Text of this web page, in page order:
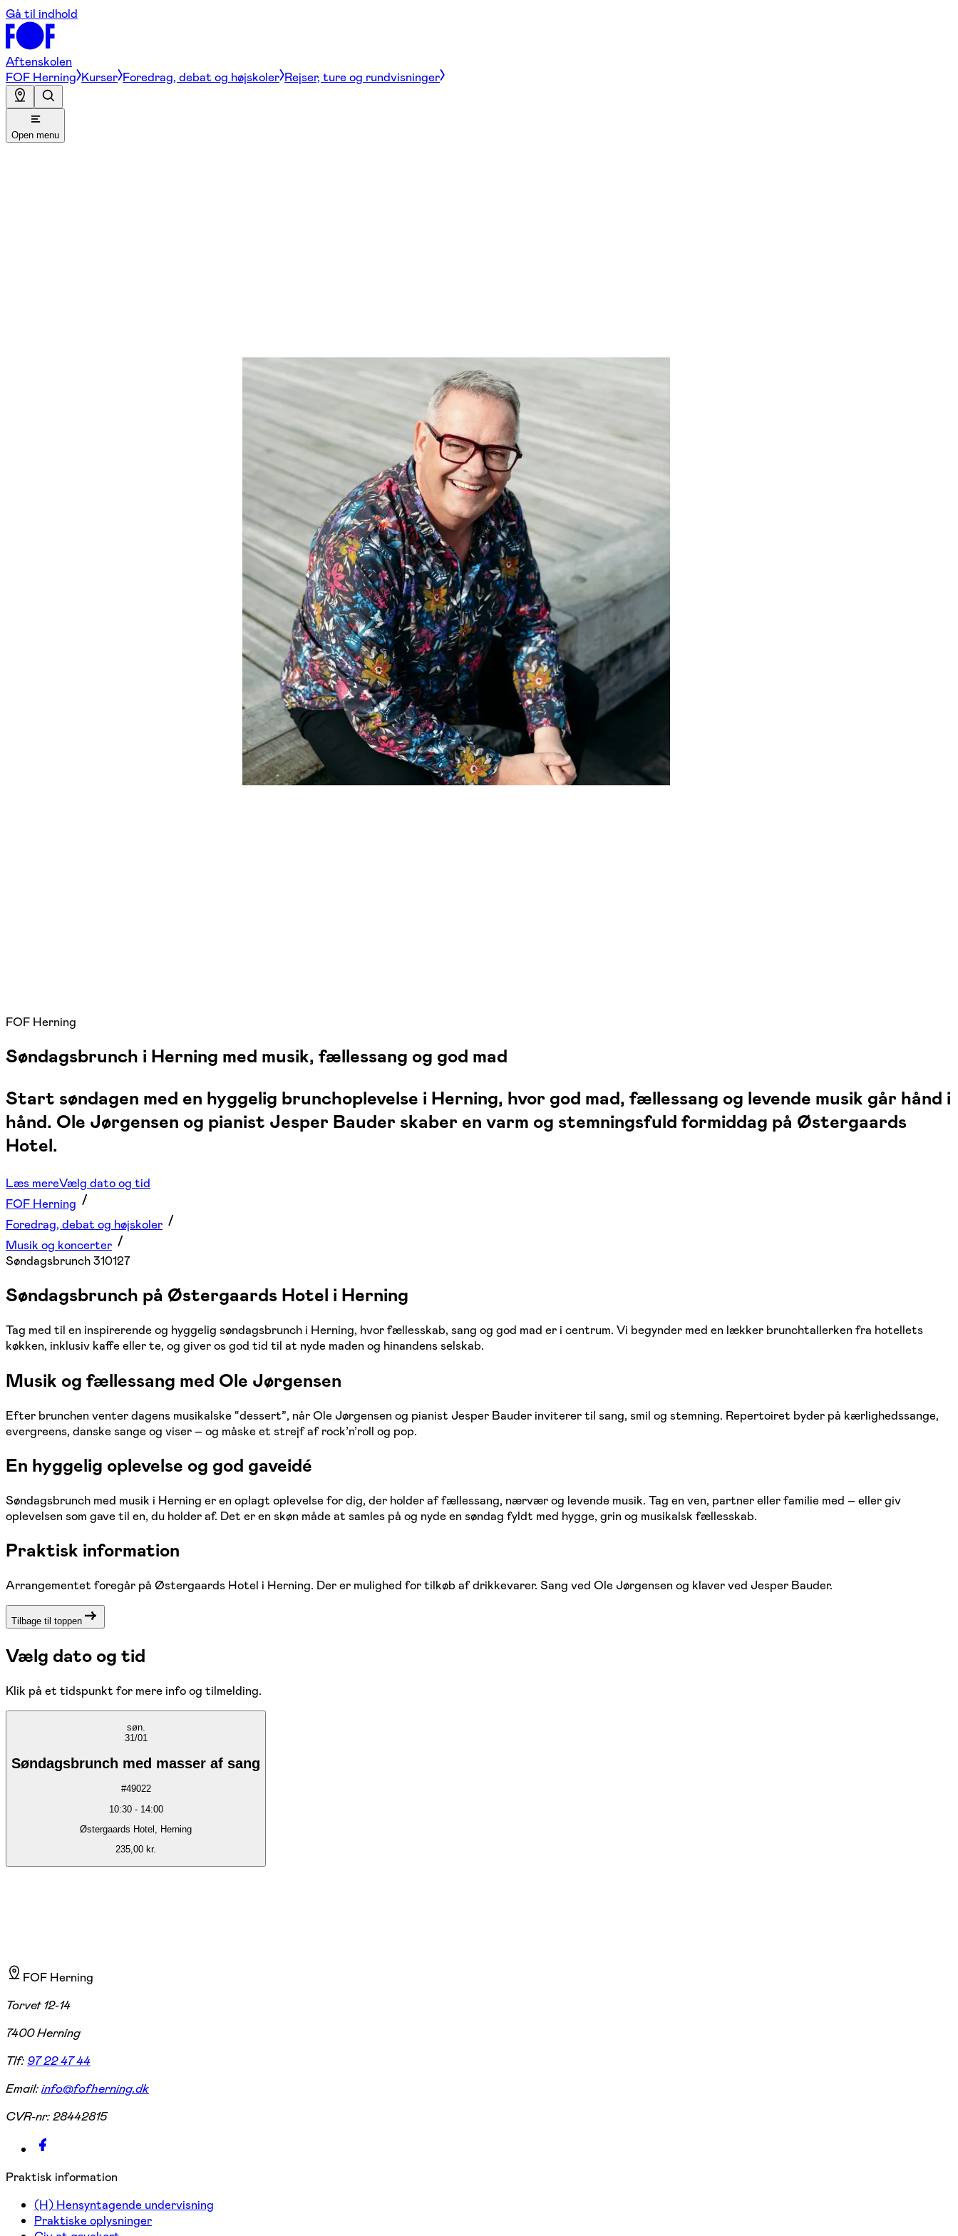
Gå til indhold
Aftenskolen
FOF Herning Kurser Foredrag, debat og højskoler Rejser, ture og rundvisninger
Open menu
FOF Herning
Søndagsbrunch i Herning med musik, fællessang og god mad
Start søndagen med en hyggelig brunchoplevelse i Herning, hvor god mad, fællessang og levende musik går hånd i
hånd. Ole Jørgensen og pianist Jesper Bauder skaber en varm og stemningsfuld formiddag på Østergaards
Hotel.
Læs mereVælg dato og tid
FOF Herning
Foredrag, debat og højskoler
Musik og koncerter
Søndagsbrunch 310127
Søndagsbrunch på Østergaards Hotel i Herning
Tag med til en inspirerende og hyggelig søndagsbrunch i Herning, hvor fællesskab, sang og god mad er i centrum. Vi begynder med en lækker brunchtallerken fra hotellets
køkken, inklusiv kaffe eller te, og giver os god tid til at nyde maden og hinandens selskab.
Musik og fællessang med Ole Jørgensen
Efter brunchen venter dagens musikalske “dessert”, når Ole Jørgensen og pianist Jesper Bauder inviterer til sang, smil og stemning. Repertoiret byder på kærlighedssange,
evergreens, danske sange og viser – og måske et strejf af rock’n’roll og pop.
En hyggelig oplevelse og god gaveidé
Søndagsbrunch med musik i Herning er en oplagt oplevelse for dig, der holder af fællessang, nærvær og levende musik. Tag en ven, partner eller familie med – eller giv
oplevelsen som gave til en, du holder af. Det er en skøn måde at samles på og nyde en søndag fyldt med hygge, grin og musikalsk fællesskab.
Praktisk information
Arrangementet foregår på Østergaards Hotel i Herning. Der er mulighed for tilkøb af drikkevarer. Sang ved Ole Jørgensen og klaver ved Jesper Bauder.
Tilbage til toppen
Vælg dato og tid
Klik på et tidspunkt for mere info og tilmelding.
søn.
31/01
Søndagsbrunch med masser af sang
#49022
10:30- 14:00
Østergaards Hotel, Herning
235,00 kr.
FOF Herning
Torvet 12-14
7400 Herning
Tlf:97 22 47 44
Email:info@fofherning.dk
CVR-nr:28442815
Praktisk information
(H) Hensyntagende undervisning
Praktiske oplysninger